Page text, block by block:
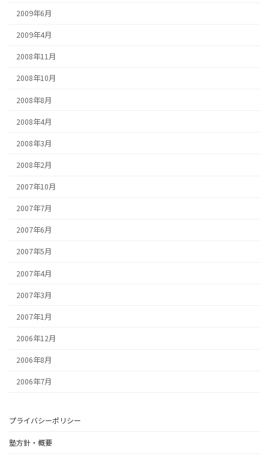
2009年6月
2009年4月
2008年11月
2008年10月
2008年8月
2008年4月
2008年3月
2008年2月
2007年10月
2007年7月
2007年6月
2007年5月
2007年4月
2007年3月
2007年1月
2006年12月
2006年8月
2006年7月
プライバシーポリシー
塾方針・概要